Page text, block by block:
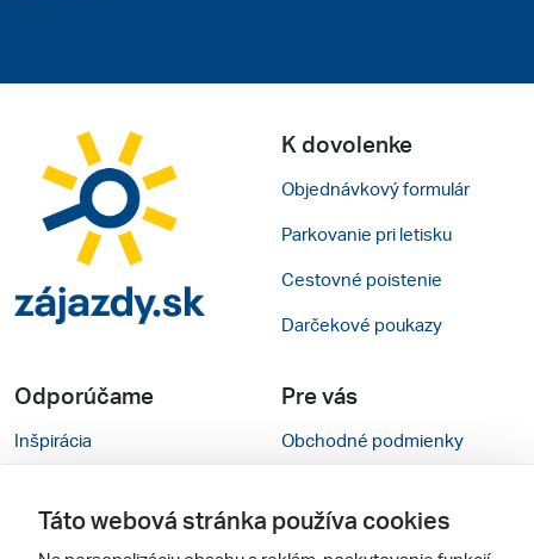
K dovolenke
Objednávkový formulár
Parkovanie pri letisku
Cestovné poistenie
Darčekové poukazy
Odporúčame
Inšpirácia
Cestovné kancelárie
Pre vás
Obchodné podmienky
Nastavenie cookies
Táto webová stránka používa cookies